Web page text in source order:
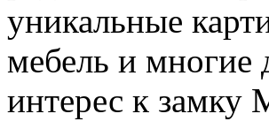
уникальные
мебель и многие
интерес к замку